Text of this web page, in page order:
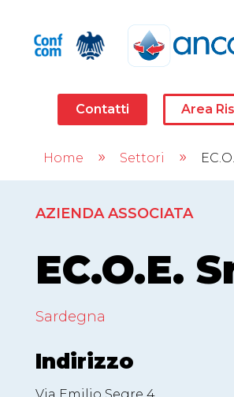
Contatti Area
Home 9 Settori 9
AZIENDA ASSOCIATA
EC.O.E.
Sardegna
Indirizzo